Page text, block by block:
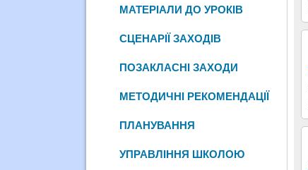
МАТЕРІАЛИ ДО УРОКІВ
СЦЕНАРІЇ ЗАХОДІВ
ПОЗАКЛАСНІ ЗАХОДИ
МЕТОДИЧНІ РЕКОМЕНДАЦІЇ
ПЛАНУВАННЯ
УПРАВЛІННЯ ШКОЛОЮ